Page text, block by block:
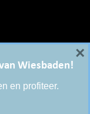
Wiesbaden!
en profiteer.
×